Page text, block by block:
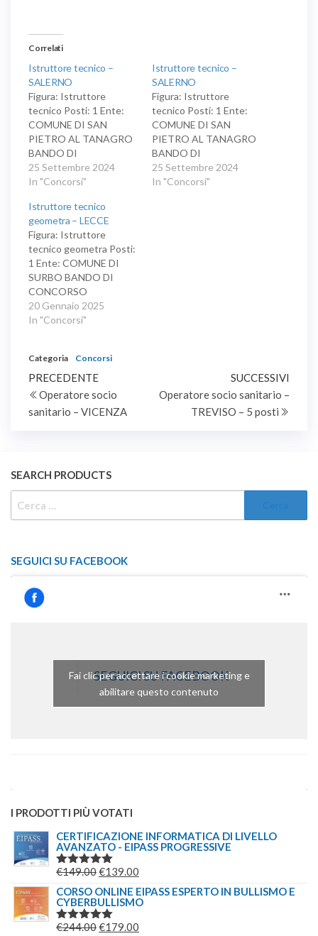
Correlati
Istruttore tecnico –
SALERNO
Figura: Istruttore
tecnico Posti: 1 Ente:
COMUNE DI SAN
PIETRO AL TANAGRO
BANDO DI
CONCORSO
PUBBLICO PER TITOLI
L’ASSUNZIONE A
TEMPO PIENO E
INDETERMINATO DI
N.1 UNITA’ DI
PERSONALE - AREA
DEGLI ISTRUTTORI
CON PROFILO
ISTRUTTORE
TECNICO -
25 Settembre 2024
In "Concorsi"
Istruttore tecnico –
SALERNO
Figura: Istruttore
tecnico Posti: 1 Ente:
COMUNE DI SAN
PIETRO AL TANAGRO
BANDO DI
CONCORSO
PUBBLICO PER TITOLI
25 Settembre 2024
In "Concorsi"
Istruttore tecnico
geometra – LECCE
Figura: Istruttore
tecnico geometra Posti:
1 Ente: COMUNE DI
SURBO BANDO DI
CONCORSO
PUBBLICO PER SOLI
ESAMI PER
INDETERMINATO E
PARZIALE (30 ORE) DI
N. 1 UNITÀ NEL
PROFILO
PROFESSIONALE DI
DEGLI ISTRUTTORI –
POSIZIONE
ECONOMICA C1 - DEL
VIGENTE CCNL…
20 Gennaio 2025
In "Concorsi"
Categoria Concorsi
Navigazione
articoli
Articolo
precedente
PRECEDENTE
Operatore socio
sanitario – VICENZA
SUCCESSIVI
Operatore socio sanitario –
TREVISO – 5 posti
SEARCH PRODUCTS
SEGUICI SU FACEBOOK
SEGUICI SU FACEBOOK
Fai clic per accettare i cookie marketing e
abilitare questo contenuto
I PRODOTTI PIÙ VOTATI
CERTIFICAZIONE INFORMATICA DI LIVELLO
AVANZATO - EIPASS PROGRESSIVE
VALUTATO
€149.00IL
PREZZO
ORIGINALE
ERA:
€139.00
PREZZO
ATTUALE
CORSO ONLINE EIPASS ESPERTO IN BULLISMO E
CYBERBULLISMO
VALUTATO
€244.00IL
€179.00